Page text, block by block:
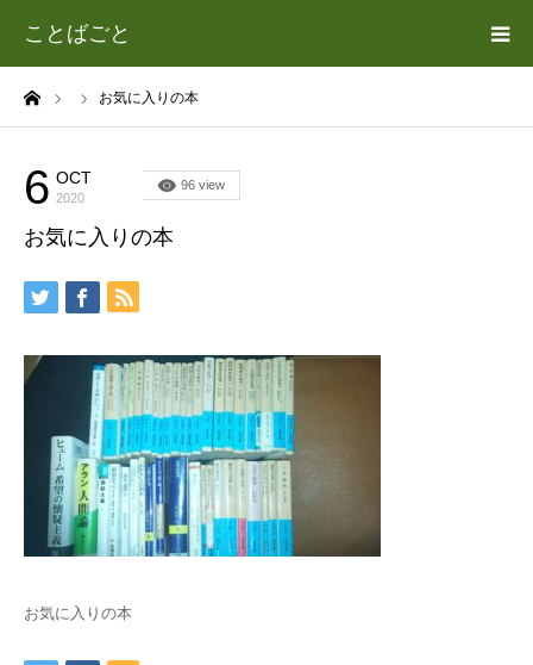
ことばごと
お気に入りの本
6 OCT
2020
96 view
お気に入りの本
お気に入りの本
ホーム
カテゴリー
遊場志善（あそば よしゆき）について